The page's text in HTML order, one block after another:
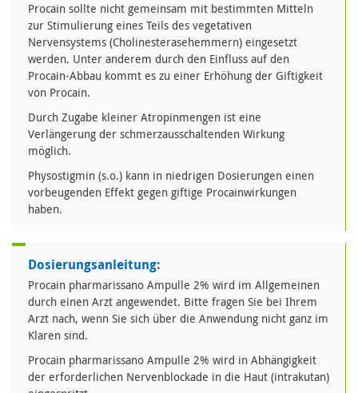
Procain sollte nicht gemeinsam mit bestimmten Mitteln
zur Stimulierung eines Teils des vegetativen
Nervensystems (Cholinesterasehemmern) eingesetzt
werden. Unter anderem durch den Einfluss auf den
Procain-Abbau kommt es zu einer Erhöhung der Giftigkeit
von Procain.
Durch Zugabe kleiner Atropinmengen ist eine
Verlängerung der schmerzausschaltenden Wirkung
möglich.
Physostigmin (s.o.) kann in niedrigen Dosierungen einen
vorbeugenden Effekt gegen giftige Procainwirkungen
haben.
Dosierungsanleitung:
Procain pharmarissano Ampulle 2% wird im Allgemeinen
durch einen Arzt angewendet. Bitte fragen Sie bei Ihrem
Arzt nach, wenn Sie sich über die Anwendung nicht ganz im
Klaren sind.
Procain pharmarissano Ampulle 2% wird in Abhängigkeit
der erforderlichen Nervenblockade in die Haut (intrakutan)